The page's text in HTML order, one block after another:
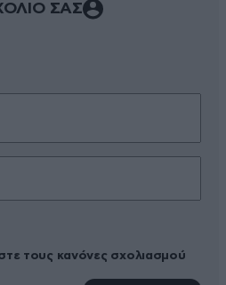
ΣΑΣ
τους κανόνες σχολιασμού